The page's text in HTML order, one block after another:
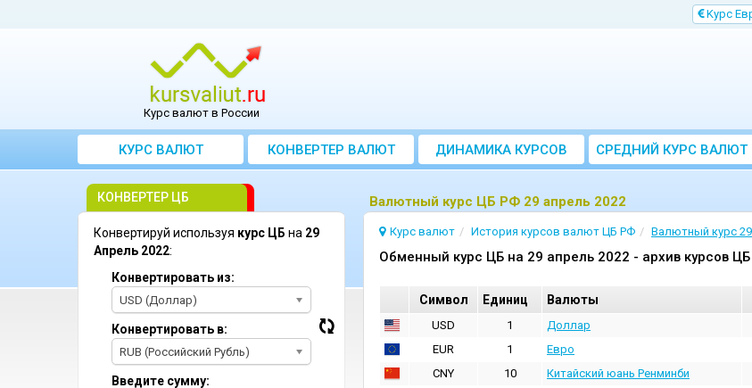
Kурс
Курс валют в России
КУРС ВАЛЮТ КОНВЕРТЕР ВАЛЮТ ДИНАМИКА КУРСОВ
CРЕДНИЙ КУРС ВАЛЮТ
ЗА МЕСЯЦ
Bалютный курс ЦБ РФ 29 апрель 2022
Курс валют История курсов валют ЦБ РФ Валютный курс
Oбменный курс ЦБ на 29 апрель 2022 - архив курсов ЦБ
Cимвол Единиц Валюты
USD 1 Доллар
EUR
1 Евро
CNY
10 Китайский юань Ренминби
КОНВЕРТЕР ЦБ
Конвертируй используя курс ЦБ на 29
Апрель 2022:
Конвертировать из:
USD (Доллар)
Конвертировать в:
RUB (Российский Рубль)
Введите сумму: